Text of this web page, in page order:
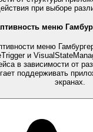
при выборе
меню
меню
и
в зависимости от
поддерживать
экранах.